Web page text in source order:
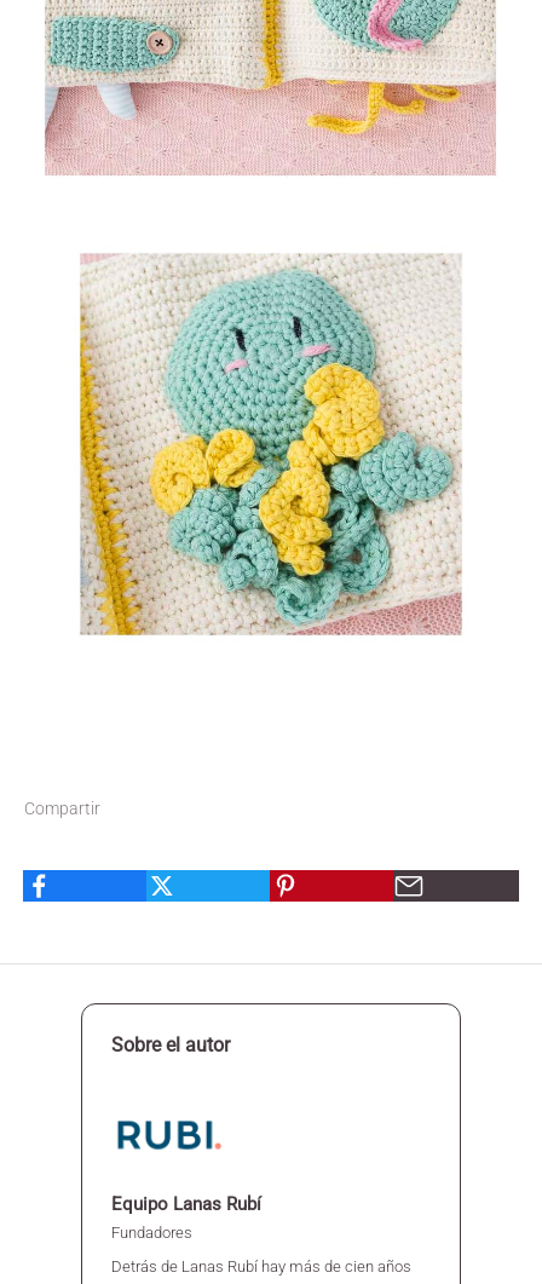
Compartir
Sobre el autor
Equipo Lanas Rubí
Fundadores
Detrás de Lanas Rubí hay más de cien años